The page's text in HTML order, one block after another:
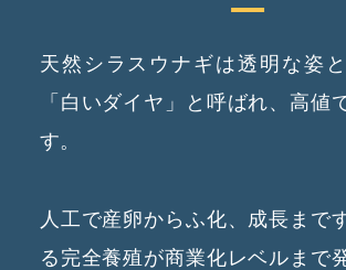
天然シラスウナギは透明な姿
「白いダイヤ」と呼ばれ、高値
す。
人工で産卵からふ化、成長まで
る完全養殖が商業化レベルまで